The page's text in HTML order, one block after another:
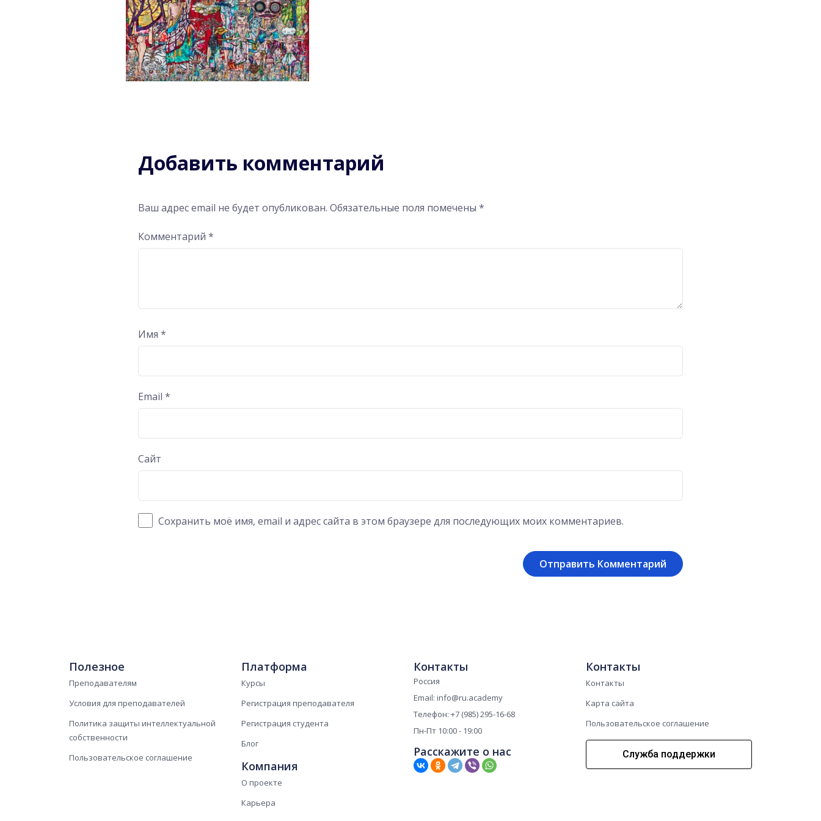
Добавить комментарий
Ваш адрес email не будет опубликован. Обязательные поля помечены*
Комментарий*
Имя*
Email*
Сайт
Сохранить моё имя, email и адрес сайта в этом браузере для последующих моих комментариев.
Полезное
Преподавателям
Условия для преподавателей
Политика защиты интеллектуальной
собственности
Пользовательское соглашение
Платформа
Курсы
Регистрация преподавателя
Регистрация студента
Блог
Компания
О проекте
Карьера
Контакты
Россия
Email: info@ru.academy
Телефон: +7 (985) 295-16-68
Пн-Пт 10:00 - 19:00
Расскажите о нас
Контакты
Контакты
Карта сайта
Пользовательское соглашение
Служба поддержки